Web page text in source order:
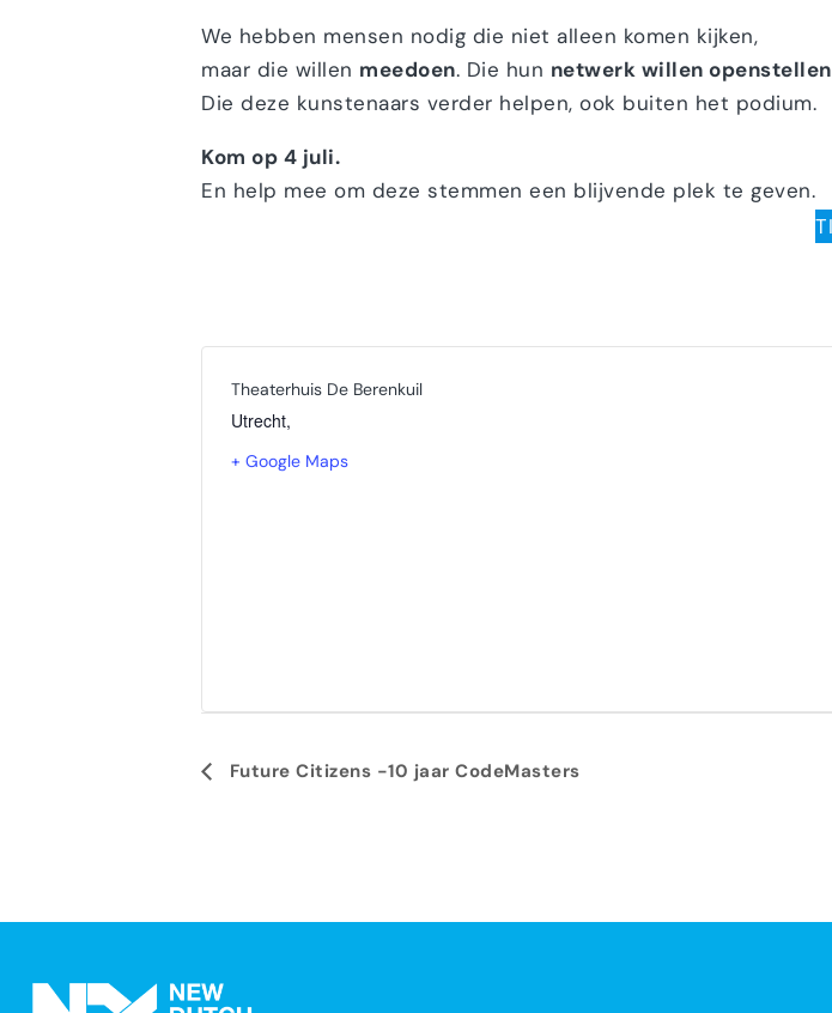
We hebben mensen nodig die niet alleen komen kijken,
maar die willen meedoen. Die hun netwerk willen openstellen
Die deze kunstenaars verder helpen, ook buiten het podium.
Kom op 4 juli.
En help mee om deze stemmen een blijvende plek te geven.
Theaterhuis De Berenkuil
Utrecht,
+ Google Maps
Evenement
Future Citizens -10 jaar CodeMasters